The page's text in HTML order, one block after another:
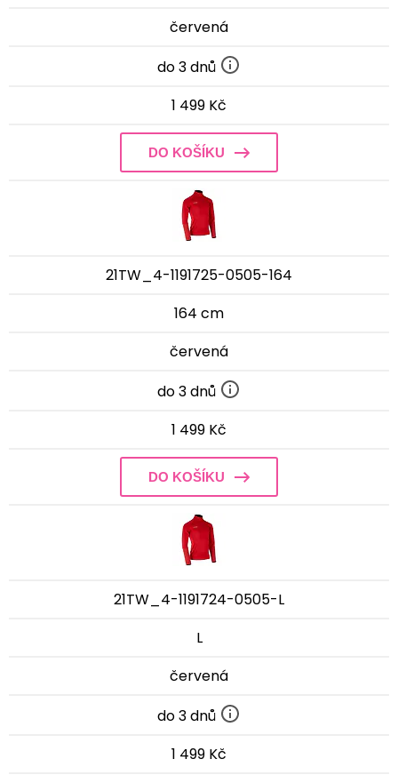
červená
do 3 dnů
1 499 Kč
DO KOŠÍKU
21TW_4-1191725-0505-164
164 cm
červená
do 3 dnů
1 499 Kč
DO KOŠÍKU
21TW_4-1191724-0505-L
L
červená
do 3 dnů
1 499 Kč